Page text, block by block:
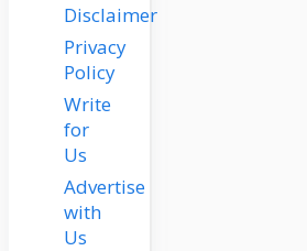
Disclaimer
Privacy
Policy
Write
for
Us
Advertise
with
Us